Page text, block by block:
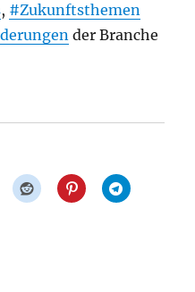
, #Zukunftsthemen
der Branche
wird Treffpunkt der